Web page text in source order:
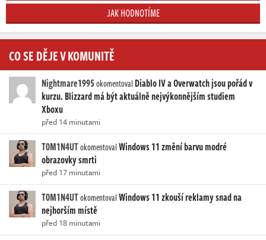
JAK HODNOTÍME
CO SE DĚJE V KOMUNITĚ
Nightmare1995okomentoval Diablo IV a Overwatch jsou pořád v
kurzu. Blizzard má být aktuálně nejvýkonnějším studiem
Xboxu
před 14 minutami
T0M1N4UTokomentovalWindows 11 změní barvu modré
obrazovky smrti
před 17 minutami
T0M1N4UTokomentovalWindows 11 zkouší reklamy snad na
nejhorším místě
před 18 minutami